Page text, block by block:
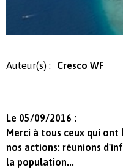
Auteur(s) : Cresco WF
Le 05/09/2016 :
Merci à tous ceux qui ont
nos actions: réunions
la population...